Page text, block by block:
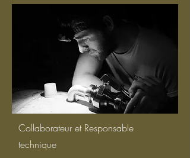
Collaborateur et Responsable
technique